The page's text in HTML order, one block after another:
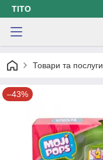
ТІТО
Товари та послуги
–43%